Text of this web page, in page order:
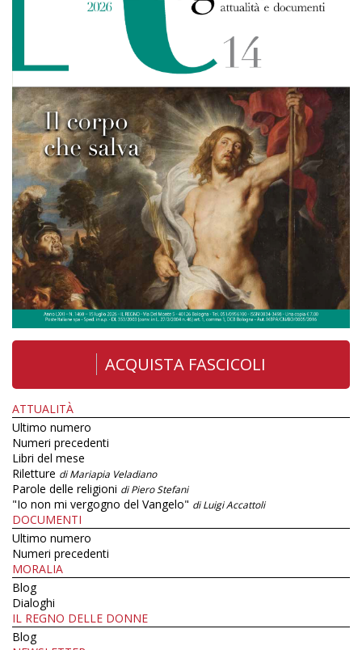
ACQUISTA FASCICOLI
ATTUALITÀ
Ultimo numero
Numeri precedenti
Libri del mese
Riletture di Mariapia Veladiano
Parole delle religioni di Piero Stefani
"Io non mi vergogno del Vangelo" di Luigi Accattoli
DOCUMENTI
Ultimo numero
Numeri precedenti
MORALIA
Blog
Dialoghi
IL REGNO DELLE DONNE
Blog